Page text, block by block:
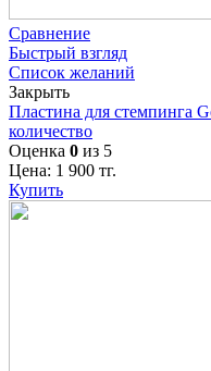
Сравнение
Быстрый взгляд
Список желаний
Закрыть
Пластина для стемпинга
количество
Оценка 0 из 5
Цена: 1 900 тг.
Купить